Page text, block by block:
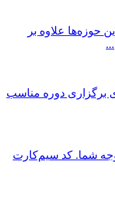
حوزه‌ها علاوه بر
برگزاری دوره مناسب
شما. کد سیم‌کارت